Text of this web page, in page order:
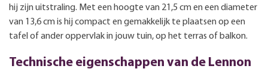
hij zijn uitstraling. Met een hoogte van 21,5 cm en een diameter
van 13,6 cm is hij compact en gemakkelijk te plaatsen op een
tafel of ander oppervlak in jouw tuin, op het terras of balkon.
Technische eigenschappen van de Lennon